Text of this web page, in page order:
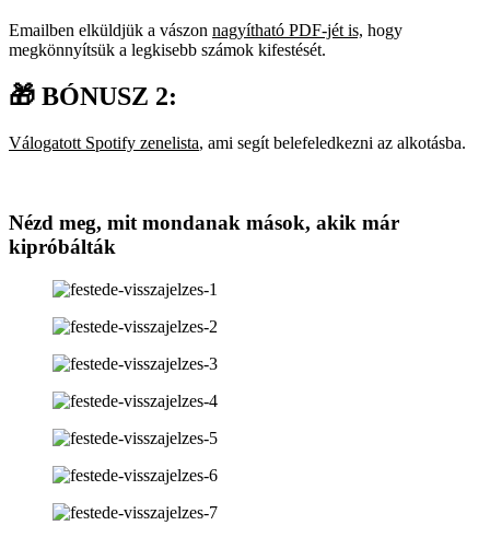
Emailben elküldjük a vászon nagyítható PDF-jét is, hogy
megkönnyítsük a legkisebb számok kifestését.
🎁 BÓNUSZ 2:
Válogatott Spotify zenelista, ami segít belefeledkezni az alkotásba.
Nézd meg, mit mondanak mások, akik már
kipróbálták